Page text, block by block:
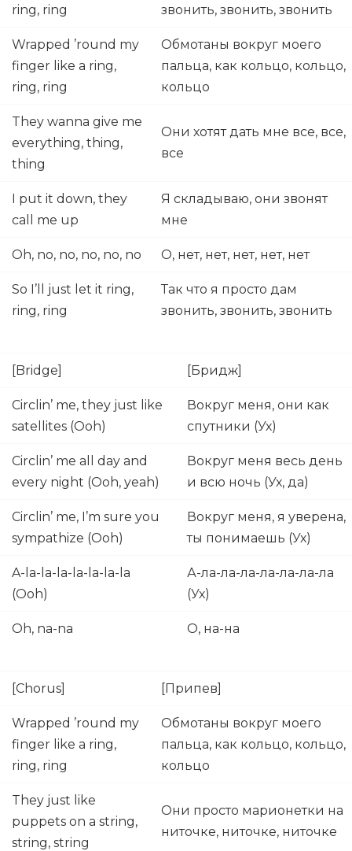
ring, ring звонить, звонить, звонить
Wrapped ’round my
finger like a ring,
ring, ring
Обмотаны вокруг моего
пальца, как кольцо, кольцо,
кольцо
They wanna give me
everything, thing,
thing
Они хотят дать мне все, все,
все
I put it down, they
call me up
Я складываю, они звонят
мне
Oh, no, no, no, no, no О, нет, нет, нет, нет, нет
So I’ll just let it ring,
ring, ring
Так что я просто дам
звонить, звонить, звонить
[Bridge] [Бридж]
Circlin’ me, they just like
satellites (Ooh)
Вокруг меня, они как
спутники (Ух)
Circlin’ me all day and
every night (Ooh, yeah)
Вокруг меня весь день
и всю ночь (Ух, да)
Circlin’ me, I’m sure you
sympathize (Ooh)
Вокруг меня, я уверена,
ты понимаешь (Ух)
A-la-la-la-la-la-la-la
(Ooh)
А-ла-ла-ла-ла-ла-ла-ла
(Ух)
Oh, na-na О, на-на
[Chorus] [Припев]
Wrapped ’round my
finger like a ring,
ring, ring
Обмотаны вокруг моего
пальца, как кольцо, кольцо,
кольцо
They just like
puppets on a string,
string, string
Они просто марионетки на
ниточке, ниточке, ниточке